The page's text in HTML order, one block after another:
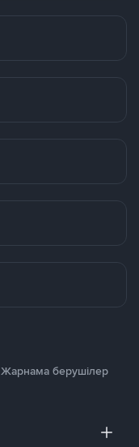
Жарнама берушілер